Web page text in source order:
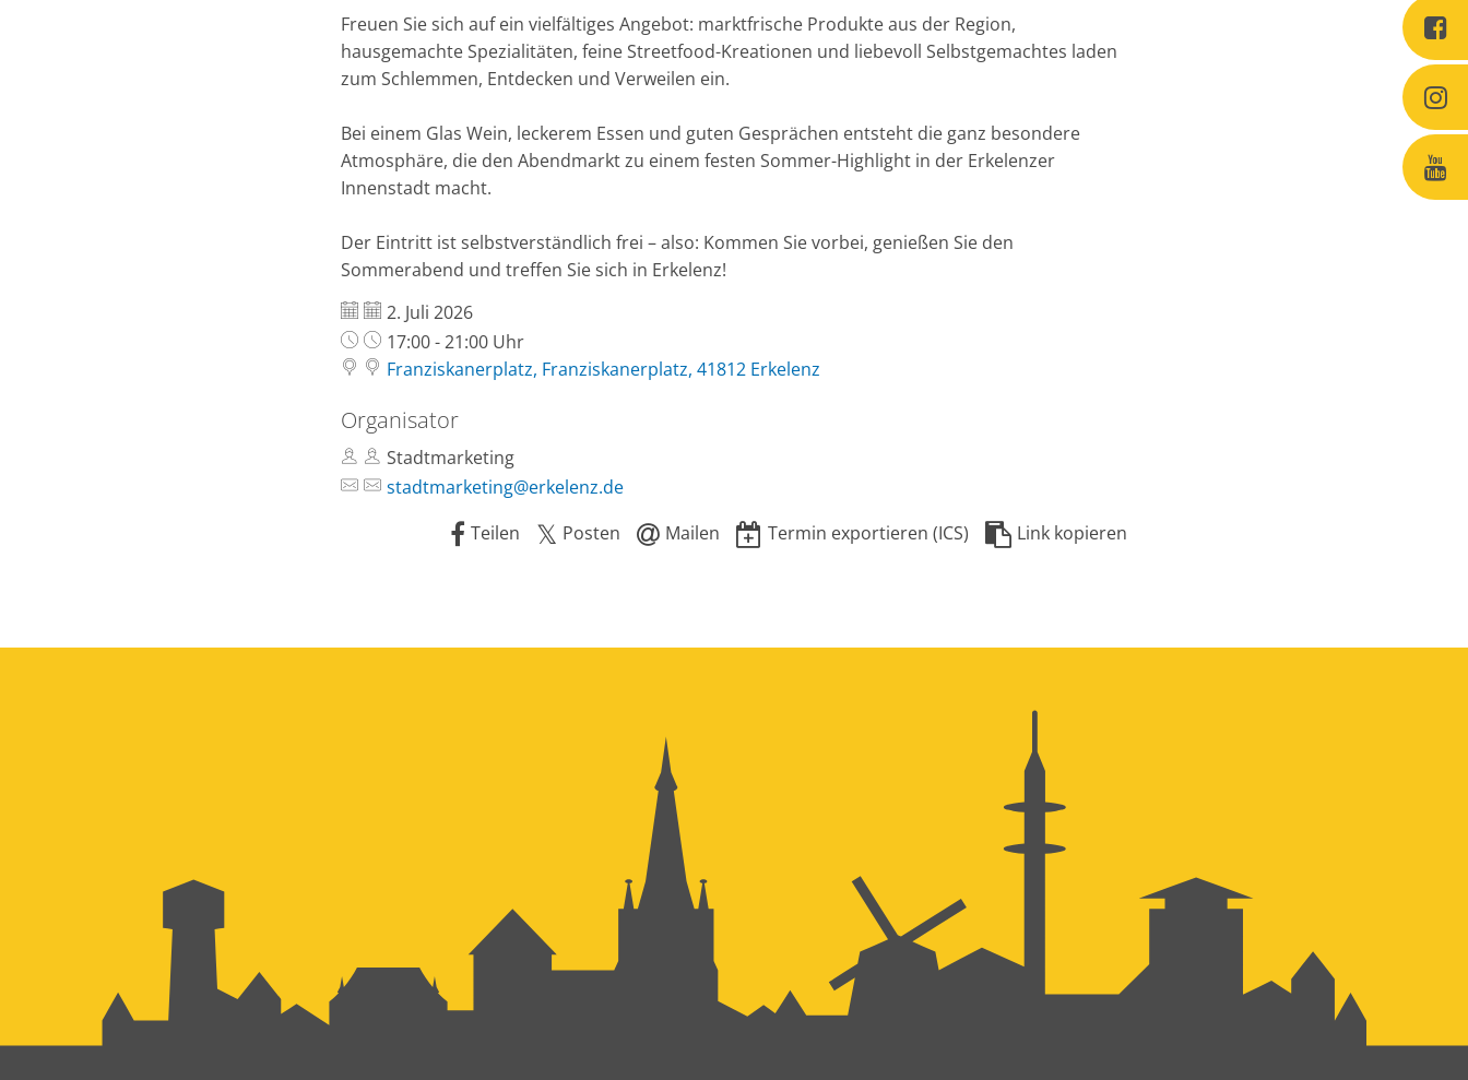
Freuen Sie sich auf ein vielfältiges Angebot: marktfrische Produkte aus der Region,
hausgemachte Spezialitäten, feine Streetfood-Kreationen und liebevoll Selbstgemachtes laden
zum Schlemmen, Entdecken und Verweilen ein.
Bei einem Glas Wein, leckerem Essen und guten Gesprächen entsteht die ganz besondere
Atmosphäre, die den Abendmarkt zu einem festen Sommer-Highlight in der Erkelenzer
Innenstadt macht.
Der Eintritt ist selbstverständlich frei – also: Kommen Sie vorbei, genießen Sie den
Sommerabend und treffen Sie sich in Erkelenz!
Datum:
2. Juli 2026
Uhrzeit:
17:00 - 21:00 Uhr
Franziskanerplatz, Franziskanerplatz, 41812 Erkelenz
Organisator
Stadtmarketing
stadtmarketing@erkelenz.de
Teilen
Posten Mailen Termin exportieren (ICS) Link kopieren